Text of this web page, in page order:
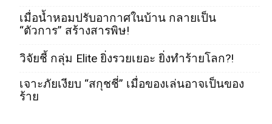
เมื่อน้ำหอมปรับอากาศในบ้าน กลายเป็น
“ตัวการ” สร้างสารพิษ!
วิจัยชี้ กลุ่ม Elite ยิ่งรวยเยอะ ยิ่งทำร้ายโลก?!
เจาะภัยเงียบ “สกุชชี่” เมื่อของเล่นอาจเป็นของ
ร้าย